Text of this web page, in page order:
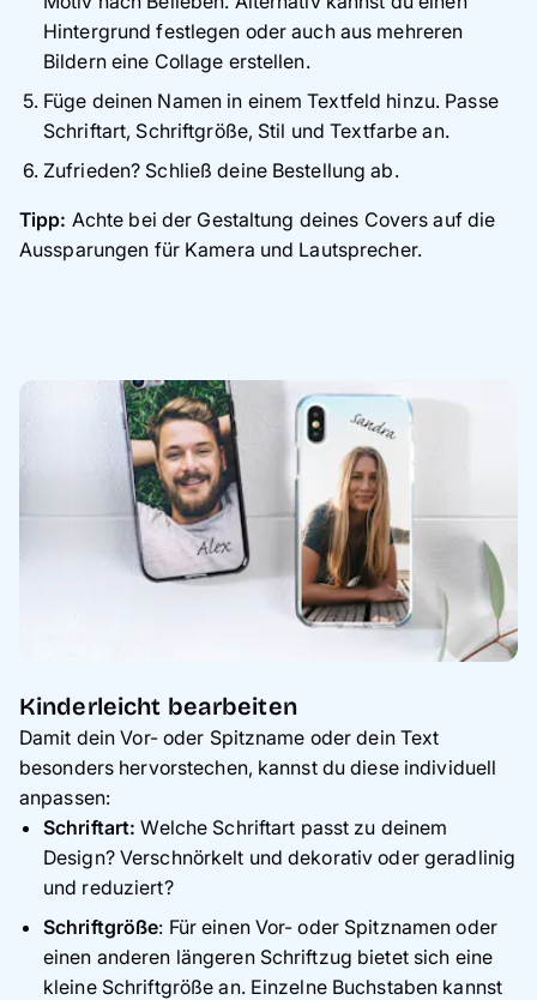
Hintergrund festlegen oder auch aus mehreren
Bildern eine Collage erstellen.
Füge deinen Namen in einem Textfeld hinzu. Passe
Schriftart, Schriftgröße, Stil und Textfarbe an.
Zufrieden? Schließ deine Bestellung ab.
Tipp: Achte bei der Gestaltung deines Covers auf die
Aussparungen für Kamera und Lautsprecher.
Kinderleicht bearbeiten
Damit dein Vor- oder Spitzname oder dein Text
besonders hervorstechen, kannst du diese individuell
anpassen:
Schriftart:Welche Schriftart passt zu deinem
Design? Verschnörkelt und dekorativ oder geradlinig
und reduziert?
Schriftgröße: Für einen Vor- oder Spitznamen oder
einen anderen längeren Schriftzug bietet sich eine
kleine Schriftgröße an. Einzelne Buchstaben kannst